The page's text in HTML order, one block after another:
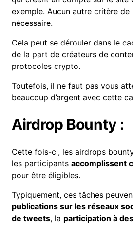
exemple. Aucun autre critère de
nécessaire.
Cela peut se dérouler dans le
de la part de créateurs de
protocoles crypto.
Toutefois, il ne faut pas vous
beaucoup d’argent avec cette
Airdrop Bounty :
Cette fois-ci, les airdrops
les participants accomplissent
pour être éligibles.
Typiquement, ces tâches
publications sur les réseaux
de tweets, la participation à